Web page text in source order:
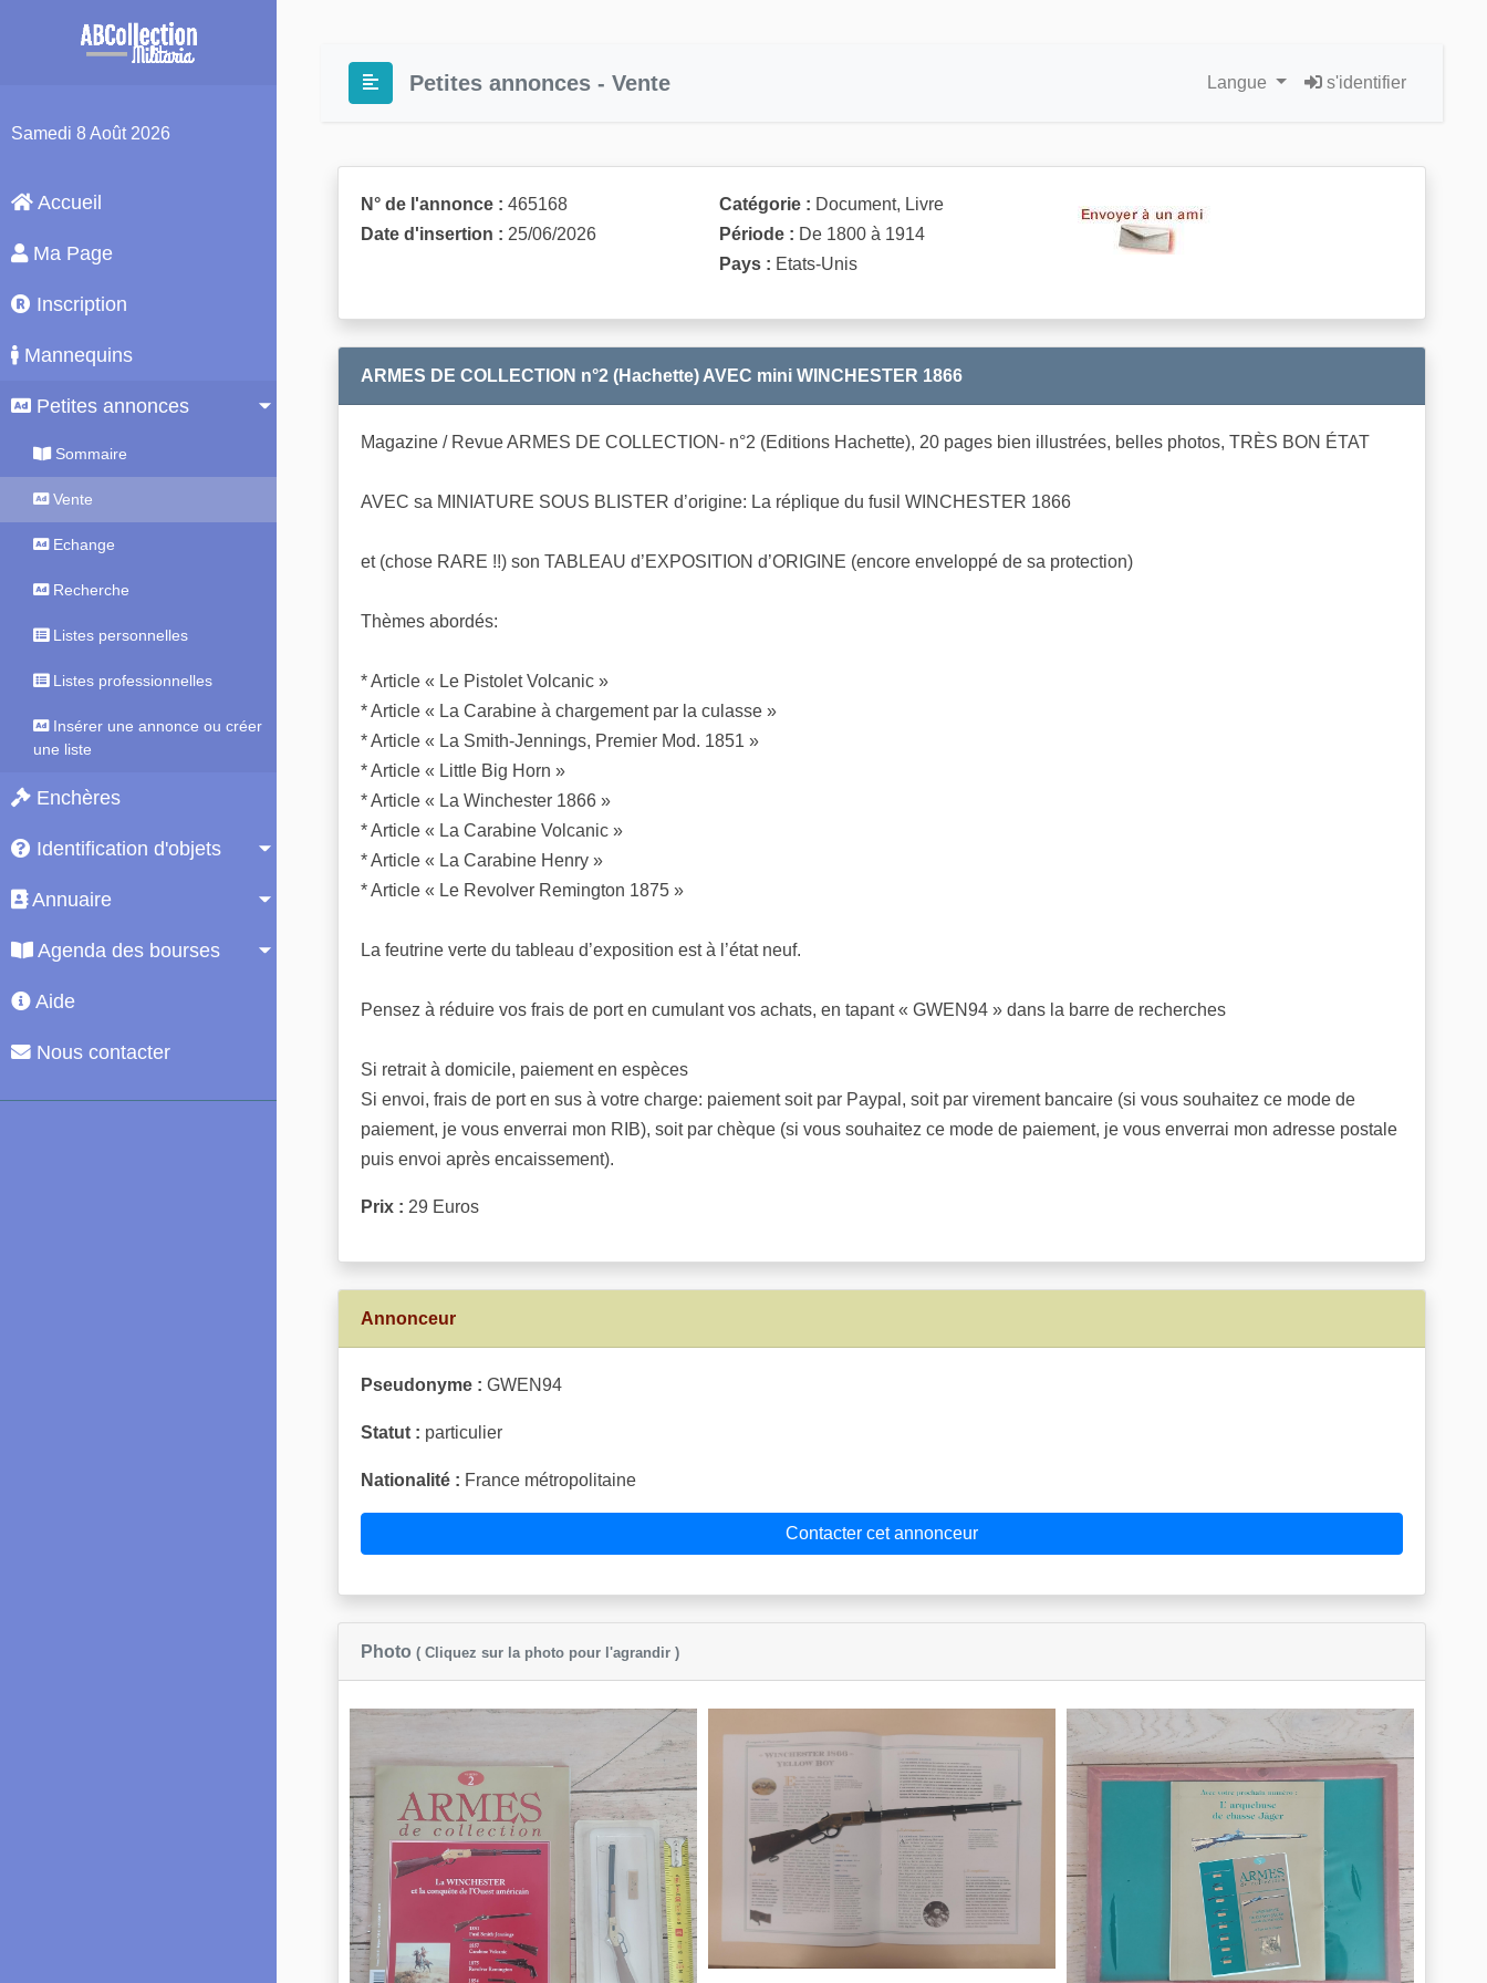
Samedi 8 Août 2026
Accueil
Ma Page
Inscription
Mannequins
Petites annonces
Sommaire
Vente
Echange
Recherche
Listes personnelles
Listes professionnelles
Insérer une annonce ou créer
une liste
Enchères
Identification d'objets
Annuaire
Agenda des bourses
Aide
Nous contacter
Petites annonces - Vente Langue s'identifier
N° de l'annonce : 465168
Date d'insertion : 25/06/2026
Catégorie : Document, Livre
Période : De 1800 à 1914
Pays : Etats-Unis
ARMES DE COLLECTION n°2 (Hachette) AVEC mini WINCHESTER 1866
Magazine / Revue ARMES DE COLLECTION- n°2 (Editions Hachette), 20 pages bien illustrées, belles photos, TRÈS BON ÉTAT
AVEC sa MINIATURE SOUS BLISTER d’origine: La réplique du fusil WINCHESTER 1866
et (chose RARE !!) son TABLEAU d’EXPOSITION d’ORIGINE (encore enveloppé de sa protection)
Thèmes abordés:
* Article « Le Pistolet Volcanic »
* Article « La Carabine à chargement par la culasse »
* Article « La Smith-Jennings, Premier Mod. 1851 »
* Article « Little Big Horn »
* Article « La Winchester 1866 »
* Article « La Carabine Volcanic »
* Article « La Carabine Henry »
* Article « Le Revolver Remington 1875 »
La feutrine verte du tableau d’exposition est à l’état neuf.
Pensez à réduire vos frais de port en cumulant vos achats, en tapant « GWEN94 » dans la barre de recherches
Si retrait à domicile, paiement en espèces
Si envoi, frais de port en sus à votre charge: paiement soit par Paypal, soit par virement bancaire (si vous souhaitez ce mode de
paiement, je vous enverrai mon RIB), soit par chèque (si vous souhaitez ce mode de paiement, je vous enverrai mon adresse postale
puis envoi après encaissement).
Prix : 29 Euros
Annonceur
Pseudonyme : GWEN94
Statut : particulier
Nationalité : France métropolitaine
Contacter cet annonceur
Photo ( Cliquez sur la photo pour l'agrandir )